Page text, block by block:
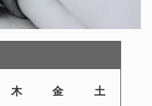
木 金 土